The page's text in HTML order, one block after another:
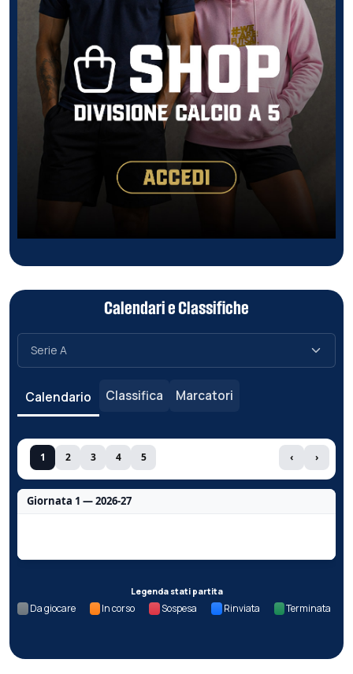
Calendari e Classifiche
Calendario Classifica Marcatori
1 2 3 4 5 ‹ ›
Giornata 1 — 2026-27
Legenda stati partita
Da giocare In corso Sospesa Rinviata Terminata